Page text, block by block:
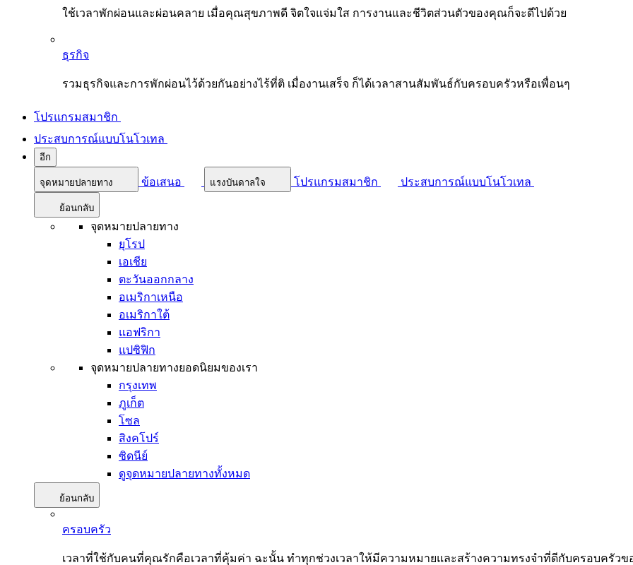
ใช้เวลาพักผ่อนและผ่อนคลาย เมื่อคุณสุขภาพดี จิตใจแจ่มใส การงานและชีวิตส่วนตัวของคุณก็จะดีไปด้วย
ธุรกิจ
รวมธุรกิจและการพักผ่อนไว้ด้วยกันอย่างไร้ที่ติ เมื่องานเสร็จ ก็ได้เวลาสานสัมพันธ์กับครอบครัวหรือเพื่อนๆ
โปรแกรมสมาชิก
ประสบการณ์แบบโนโวเทล
อีก
จุดหมายปลายทาง ข้อเสนอ แรงบันดาลใจ โปรแกรมสมาชิก ประสบการณ์แบบโนโวเทล
ย้อนกลับ
จุดหมายปลายทาง
ยุโรป
เอเชีย
ตะวันออกกลาง
อเมริกาเหนือ
อเมริกาใต้
แอฟริกา
แปซิฟิก
จุดหมายปลายทางยอดนิยมของเรา
กรุงเทพ
ภูเก็ต
โซล
สิงคโปร์
ซิดนีย์
ดูจุดหมายปลายทางทั้งหมด
ย้อนกลับ
ครอบครัว
เวลาที่ใช้กับคนที่คุณรักคือเวลาที่คุ้มค่า ฉะนั้น ทำทุกช่วงเวลาให้มีความหมายและสร้างความทรงจำที่ดีกับครอบครัว